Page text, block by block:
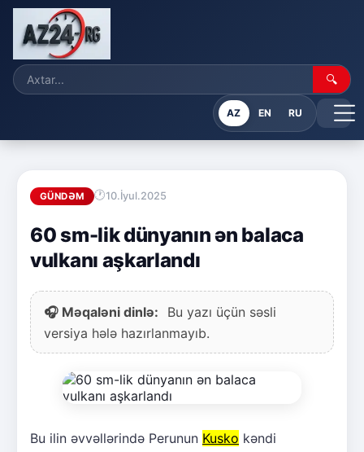
🔍
AZ EN RU
GÜNDƏM 10.İyul.2025
60 sm-lik dünyanın ən balaca
vulkanı aşkarlandı
🎧 Məqaləni dinlə:
Bu yazı üçün səsli
versiya hələ hazırlanmayıb.
Bu ilin əvvəllərində Perunun Kusko kəndi